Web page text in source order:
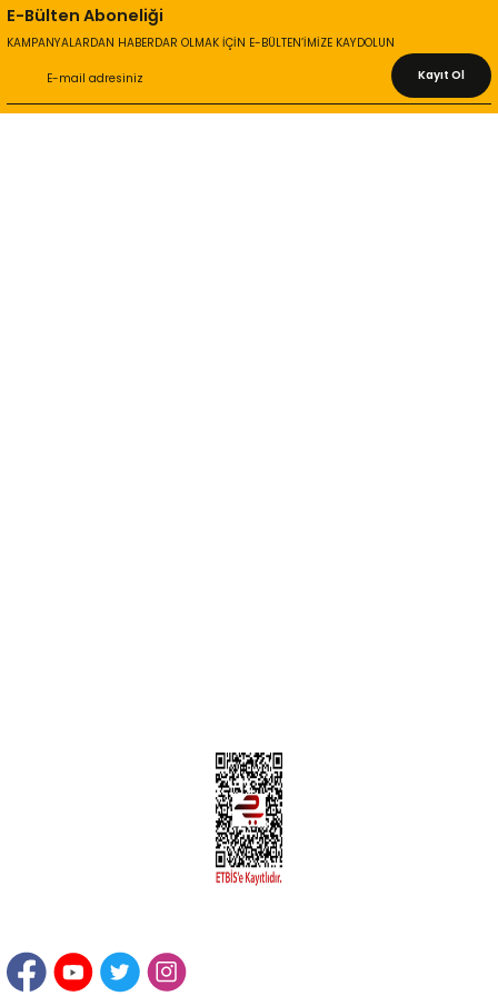
E-Bülten Aboneliği
KAMPANYALARDAN HABERDAR OLMAK İÇİN E-BÜLTEN’İMİZE KAYDOLUN
Kayıt Ol